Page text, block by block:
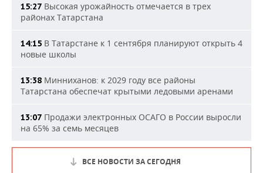
15:27 Высокая урожайность отмечается в трех
районах Татарстана
14:15 В Татарстане к 1 сентября планируют открыть 4
новые школы
13:38 Минниханов: к 2029 году все районы
Татарстана обеспечат крытыми ледовыми аренами
13:07 Продажи электронных ОСАГО в России выросли
на 65% за семь месяцев
ВСЕ НОВОСТИ ЗА СЕГОДНЯ